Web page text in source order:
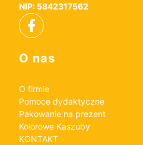
NIP: 5842317562
Linki w stopce
O nas
O firmie
Pomoce dydaktyczne
Pakowanie na prezent
Kolorowe Kaszuby
KONTAKT